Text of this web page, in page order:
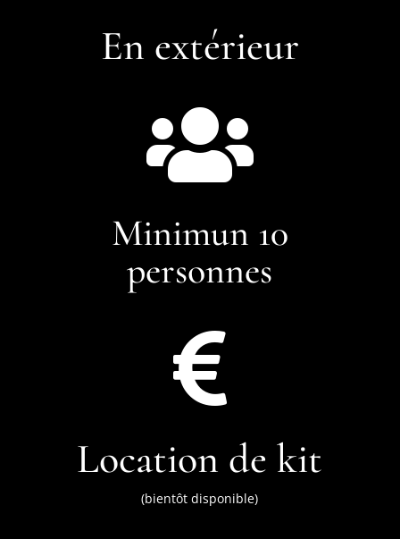
En extérieur

Minimun 10
personnes

Location de kit
(bientôt disponible)